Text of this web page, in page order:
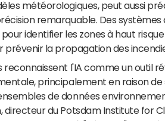
météorologiques, peut aussi
remarquable. Des
pour identifier les zones à haut
prévenir la propagation des
reconnaissent l'IA comme un outil
principalement en raison
de données
directeur du Potsdam Institute for